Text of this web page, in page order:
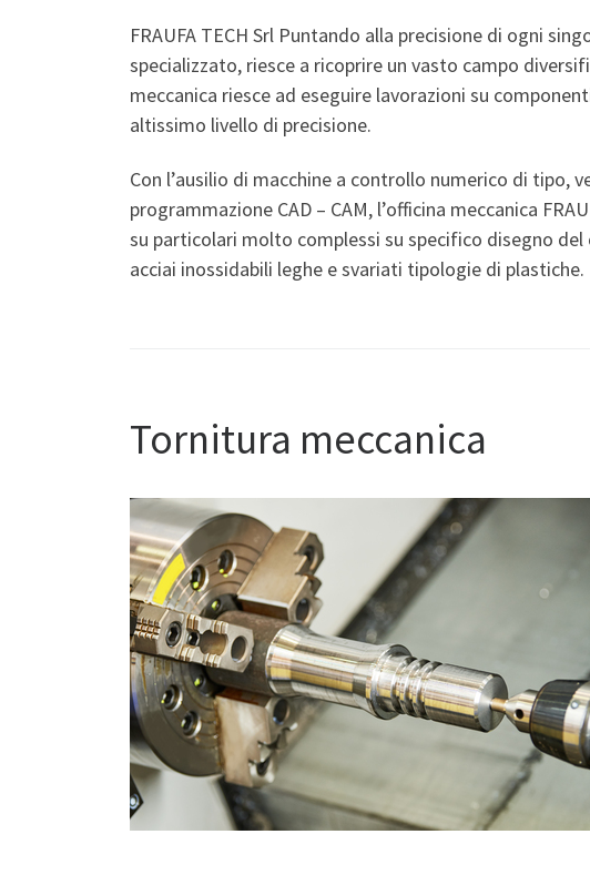
FRAUFA TECH Srl Puntando alla precisione di ogni
specializzato, riesce a ricoprire un vasto campo
meccanica riesce ad eseguire lavorazioni su
altissimo livello di precisione.
Con l’ausilio di macchine a controllo numerico di
programmazione CAD – CAM, l’officina meccanica
su particolari molto complessi su specifico disegno
acciai inossidabili leghe e svariati tipologie di plastiche.
Tornitura meccanica